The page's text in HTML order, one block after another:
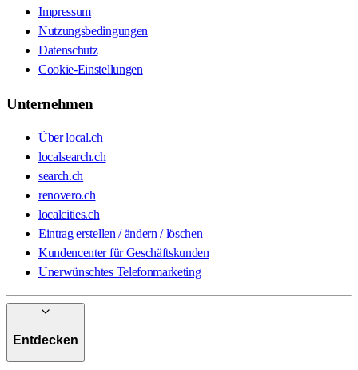
Impressum
Nutzungsbedingungen
Datenschutz
Cookie-Einstellungen
Unternehmen
Über local.ch
localsearch.ch
search.ch
renovero.ch
localcities.ch
Eintrag erstellen / ändern / löschen
Kundencenter für Geschäftskunden
Unerwünschtes Telefonmarketing
Entdecken